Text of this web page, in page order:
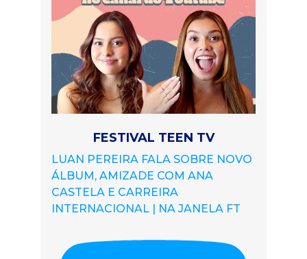
FESTIVAL TEEN TV
LUAN PEREIRA FALA SOBRE NOVO
ÁLBUM, AMIZADE COM ANA
CASTELA E CARREIRA
INTERNACIONAL | NA JANELA FT